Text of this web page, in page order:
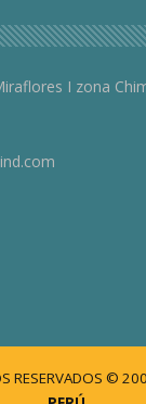
I zona
RESERVADOS ©